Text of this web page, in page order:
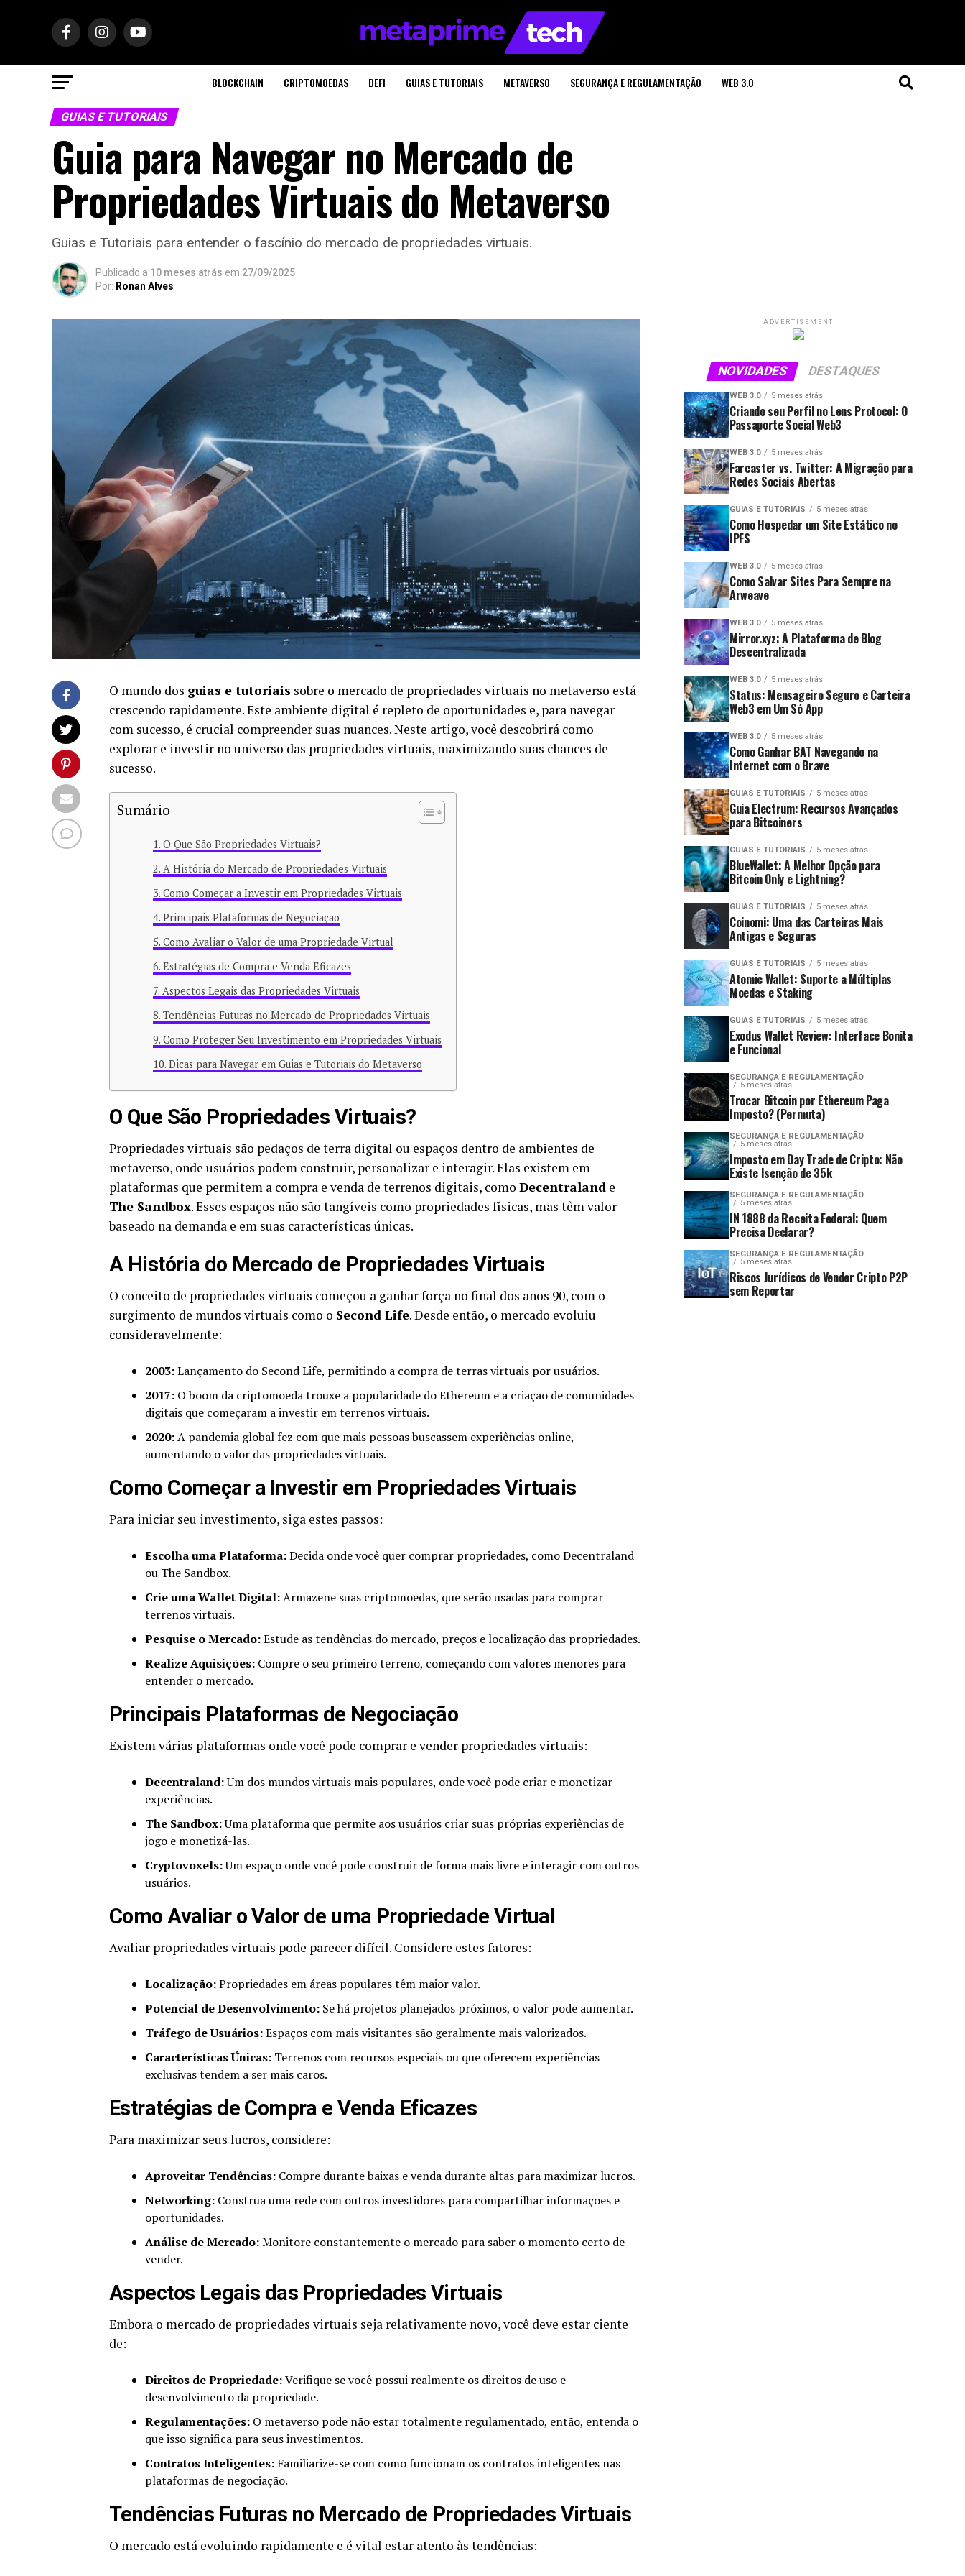
BLOCKCHAIN CRIPTOMOEDAS DEFI GUIAS E TUTORIAIS METAVERSO SEGURANÇA E REGULAMENTAÇÃO WEB 3.0
GUIAS E TUTORIAIS
Guia para Navegar no Mercado de
Propriedades Virtuais do Metaverso
Guias e Tutoriais para entender o fascínio do mercado de propriedades virtuais.
Publicado a 10 meses atrás em 27/09/2025
Por: Ronan Alves
O mundo dos guias e tutoriais sobre o mercado de propriedades virtuais no metaverso está
crescendo rapidamente. Este ambiente digital é repleto de oportunidades e, para navegar
com sucesso, é crucial compreender suas nuances. Neste artigo, você descobrirá como
explorar e investir no universo das propriedades virtuais, maximizando suas chances de
sucesso.
Sumário
O Que São Propriedades Virtuais?
A História do Mercado de Propriedades Virtuais
Como Começar a Investir em Propriedades Virtuais
Principais Plataformas de Negociação
Como Avaliar o Valor de uma Propriedade Virtual
Estratégias de Compra e Venda Eficazes
Aspectos Legais das Propriedades Virtuais
Tendências Futuras no Mercado de Propriedades Virtuais
Como Proteger Seu Investimento em Propriedades Virtuais
Dicas para Navegar em Guias e Tutoriais do Metaverso
O Que São Propriedades Virtuais?
Propriedades virtuais são pedaços de terra digital ou espaços dentro de ambientes de
metaverso, onde usuários podem construir, personalizar e interagir. Elas existem em
plataformas que permitem a compra e venda de terrenos digitais, como Decentraland e
The Sandbox. Esses espaços não são tangíveis como propriedades físicas, mas têm valor
baseado na demanda e em suas características únicas.
A História do Mercado de Propriedades Virtuais
O conceito de propriedades virtuais começou a ganhar força no final dos anos 90, com o
surgimento de mundos virtuais como o Second Life. Desde então, o mercado evoluiu
consideravelmente:
2003:Lançamento do Second Life, permitindo a compra de terras virtuais por usuários.
2017: O boom da criptomoeda trouxe a popularidade do Ethereum e a criação de comunidades
digitais que começaram a investir em terrenos virtuais.
2020:A pandemia global fez com que mais pessoas buscassem experiências online,
aumentando o valor das propriedades virtuais.
Como Começar a Investir em Propriedades Virtuais
Para iniciar seu investimento, siga estes passos:
Escolha uma Plataforma:Decida onde você quer comprar propriedades, como Decentraland
ou The Sandbox.
Crie uma Wallet Digital:Armazene suas criptomoedas, que serão usadas para comprar
terrenos virtuais.
Pesquise o Mercado:Estude as tendências do mercado, preços e localização das propriedades.
Realize Aquisições: Compre o seu primeiro terreno, começando com valores menores para
entender o mercado.
Principais Plataformas de Negociação
Existem várias plataformas onde você pode comprar e vender propriedades virtuais:
Decentraland:Um dos mundos virtuais mais populares, onde você pode criar e monetizar
experiências.
The Sandbox:Uma plataforma que permite aos usuários criar suas próprias experiências de
jogo e monetizá-las.
Cryptovoxels:Um espaço onde você pode construir de forma mais livre e interagir com outros
usuários.
Como Avaliar o Valor de uma Propriedade Virtual
Avaliar propriedades virtuais pode parecer difícil. Considere estes fatores:
Localização:Propriedades em áreas populares têm maior valor.
Potencial de Desenvolvimento: Se há projetos planejados próximos, o valor pode aumentar.
Tráfego de Usuários:Espaços com mais visitantes são geralmente mais valorizados.
Características Únicas: Terrenos com recursos especiais ou que oferecem experiências
exclusivas tendem a ser mais caros.
Estratégias de Compra e Venda Eficazes
Para maximizar seus lucros, considere:
Aproveitar Tendências: Compre durante baixas e venda durante altas para maximizar lucros.
Networking: Construa uma rede com outros investidores para compartilhar informações e
oportunidades.
Análise de Mercado:Monitore constantemente o mercado para saber o momento certo de
vender.
Aspectos Legais das Propriedades Virtuais
Embora o mercado de propriedades virtuais seja relativamente novo, você deve estar ciente
de:
Direitos de Propriedade:Verifique se você possui realmente os direitos de uso e
desenvolvimento da propriedade.
Regulamentações: O metaverso pode não estar totalmente regulamentado, então, entenda o
que isso significa para seus investimentos.
Contratos Inteligentes: Familiarize-se com como funcionam os contratos inteligentes nas
plataformas de negociação.
Tendências Futuras no Mercado de Propriedades Virtuais
O mercado está evoluindo rapidamente e é vital estar atento às tendências:
ADVERTISEMENT
NOVIDADES DESTAQUES
WEB 3.0 5 meses atrás
Criando seu Perfil no Lens Protocol: O
Passaporte Social Web3
WEB 3.0 5 meses atrás
Farcaster vs. Twitter: A Migração para
Redes Sociais Abertas
GUIAS E TUTORIAIS 5 meses atrás
Como Hospedar um Site Estático no
IPFS
WEB 3.0 5 meses atrás
Como Salvar Sites Para Sempre na
Arweave
WEB 3.0 5 meses atrás
Mirror.xyz: A Plataforma de Blog
Descentralizada
WEB 3.0 5 meses atrás
Status: Mensageiro Seguro e Carteira
Web3 em Um Só App
WEB 3.0 5 meses atrás
Como Ganhar BAT Navegando na
Internet com o Brave
GUIAS E TUTORIAIS 5 meses atrás
Guia Electrum: Recursos Avançados
para Bitcoiners
GUIAS E TUTORIAIS 5 meses atrás
BlueWallet: A Melhor Opção para
Bitcoin Only e Lightning?
GUIAS E TUTORIAIS 5 meses atrás
Coinomi: Uma das Carteiras Mais
Antigas e Seguras
GUIAS E TUTORIAIS 5 meses atrás
Atomic Wallet: Suporte a Múltiplas
Moedas e Staking
GUIAS E TUTORIAIS 5 meses atrás
Exodus Wallet Review: Interface Bonita
e Funcional
SEGURANÇA E REGULAMENTAÇÃO
5 meses atrás
Trocar Bitcoin por Ethereum Paga
Imposto? (Permuta)
SEGURANÇA E REGULAMENTAÇÃO
5 meses atrás
Imposto em Day Trade de Cripto: Não
Existe Isenção de 35k
SEGURANÇA E REGULAMENTAÇÃO
5 meses atrás
IN 1888 da Receita Federal: Quem
Precisa Declarar?
SEGURANÇA E REGULAMENTAÇÃO
5 meses atrás
Riscos Jurídicos de Vender Cripto P2P
sem Reportar